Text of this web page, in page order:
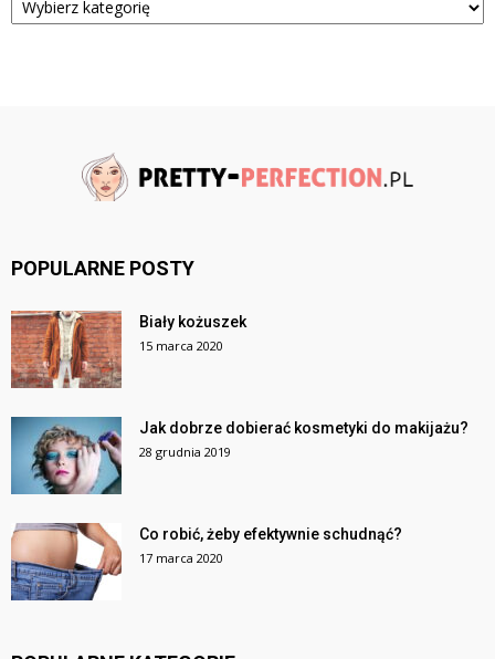
POPULARNE POSTY
Biały kożuszek
15 marca 2020
Jak dobrze dobierać kosmetyki do makijażu?
28 grudnia 2019
Co robić, żeby efektywnie schudnąć?
17 marca 2020